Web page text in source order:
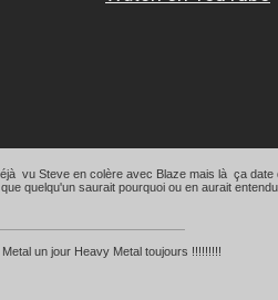
vu Steve en colère avec Blaze mais là ça date
quelqu'un saurait pourquoi ou en aurait
Metal un jour Heavy Metal toujours !!!!!!!!!